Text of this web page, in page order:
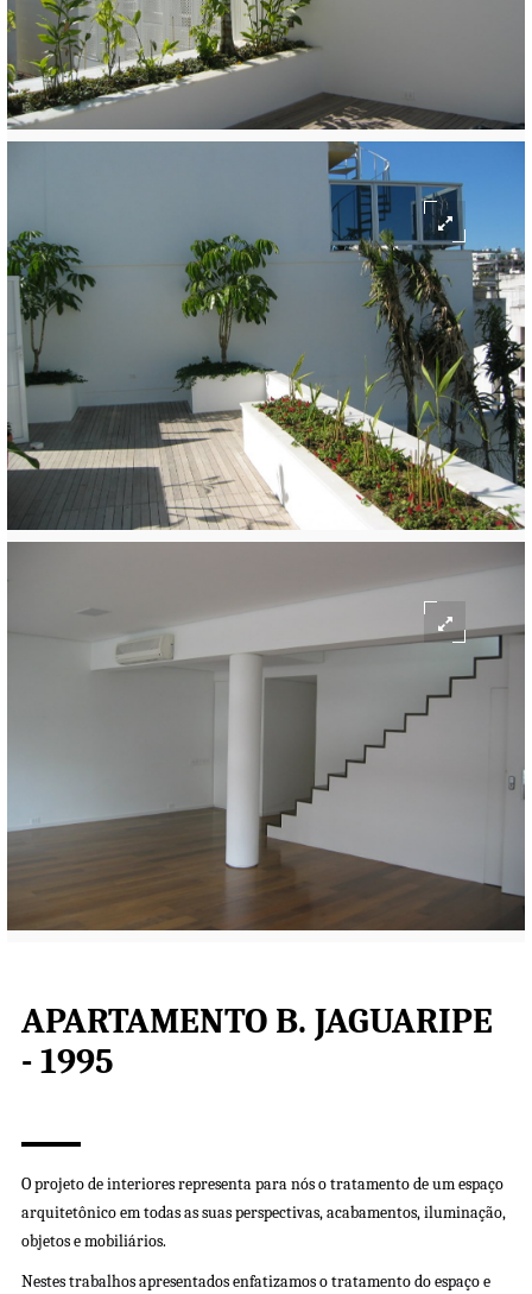
APARTAMENTO B. JAGUARIPE
- 1995
O projeto de interiores representa para nós o tratamento de um espaço
arquitetônico em todas as suas perspectivas, acabamentos, iluminação,
objetos e mobiliários.
Nestes trabalhos apresentados enfatizamos o tratamento do espaço e